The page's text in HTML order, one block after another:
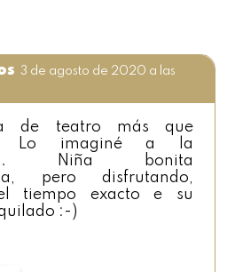
3 de agosto de 2020 a las
de teatro más que
Lo imaginé a la
Niña bonita
pero disfrutando,
tiempo exacto e su
:-)